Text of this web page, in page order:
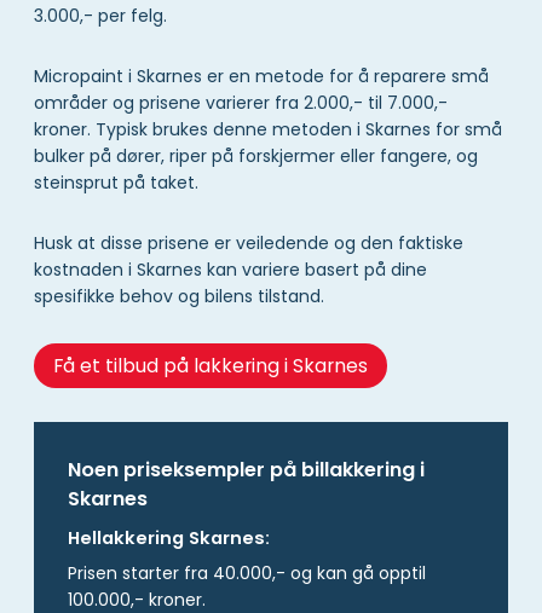
3.000,- per felg.
Micropaint i Skarnes er en metode for å reparere små
områder og prisene varierer fra 2.000,- til 7.000,-
kroner. Typisk brukes denne metoden i Skarnes for små
bulker på dører, riper på forskjermer eller fangere, og
steinsprut på taket.
Husk at disse prisene er veiledende og den faktiske
kostnaden i Skarnes kan variere basert på dine
spesifikke behov og bilens tilstand.
Få et tilbud på lakkering i Skarnes
Noen priseksempler på billakkering i
Skarnes
Hellakkering Skarnes:
Prisen starter fra 40.000,- og kan gå opptil
100.000,- kroner.